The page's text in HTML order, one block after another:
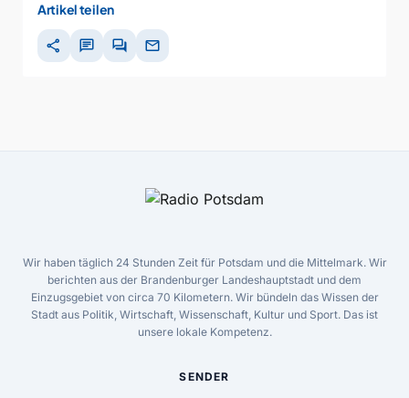
Artikel teilen
share chat forum mail
Wir haben täglich 24 Stunden Zeit für Potsdam und die Mittelmark. Wir
berichten aus der Brandenburger Landeshauptstadt und dem
Einzugsgebiet von circa 70 Kilometern. Wir bündeln das Wissen der
Stadt aus Politik, Wirtschaft, Wissenschaft, Kultur und Sport. Das ist
unsere lokale Kompetenz.
SENDER